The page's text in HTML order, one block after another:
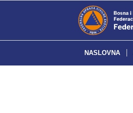
NASLOVNA